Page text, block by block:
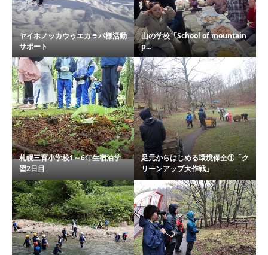
ヤイホノッカウゥエカㇻパ様活動
サポート
山の学校「School of mountain
p...
札幌三育小学校1～6年生宿泊学
習2日目
足元からはじめる環境保全①「ク
リーンアップ大作戦」